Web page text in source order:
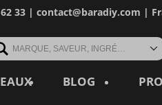
33 | contact@baradiy.com |
MARQUE, SAVEUR, INGRÉDIENT, RÉFÉRENCE, MOT CLÉ...
BLOG